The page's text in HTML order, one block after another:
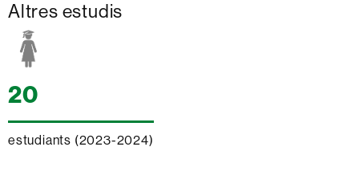
Altres estudis
20
estudiants (2023-2024)